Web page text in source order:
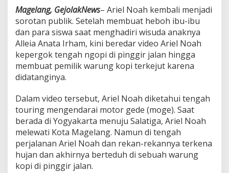
g
o
k
N
g
o
p
i
r
u
n
g
P
n
g
Magelang, GejolakNews– Ariel Noah kembali menjadi
sorotan publik. Setelah membuat heboh ibu-ibu
dan para siswa saat menghadiri wisuda anaknya
Alleia Anata Irham, kini beredar video Ariel Noah
kepergok tengah ngopi di pinggir jalan hingga
membuat pemilik warung kopi terkejut karena
didatanginya.
Dalam video tersebut, Ariel Noah diketahui tengah
touring mengendarai motor gede (moge). Saat
berada di Yogyakarta menuju Salatiga, Ariel Noah
melewati Kota Magelang. Namun di tengah
perjalanan Ariel Noah dan rekan-rekannya terkena
hujan dan akhirnya berteduh di sebuah warung
kopi di pinggir jalan.